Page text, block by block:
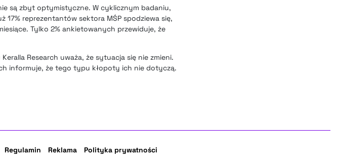
są zbyt optymistyczne. W cyklicznym badaniu,
17% reprezentantów sektora MŚP spodziewa się,
Tylko 2% ankietowanych przewiduje, że
Research uważa, że sytuacja się nie zmieni.
informuje, że tego typu kłopoty ich nie dotyczą.
Regulamin Reklama Polityka prywatności